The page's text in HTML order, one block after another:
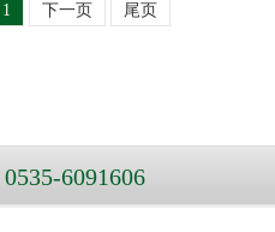
1 下一页 尾页
0535-6091606